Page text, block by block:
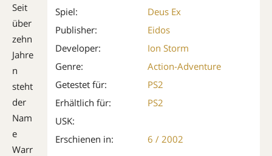
Spiel:
Deus Ex
Publisher:
Eidos
Developer:
Ion Storm
Genre:
Action-Adventure
Getestet für:
PS2
Erhältlich für:
PS2
USK:
Erschienen in:
6 / 2002
Seit
über
zehn
Jahre
n
steht
der
Nam
e
Warr